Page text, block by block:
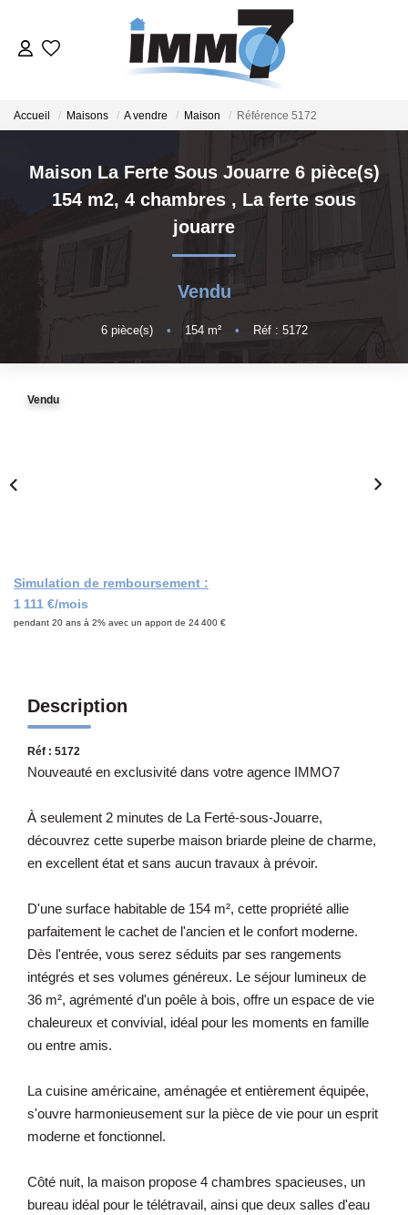
GERER
VENDRE
NOTRE AGENCE
Accueil Maisons A vendre Maison Référence 5172
Maison La Ferte Sous Jouarre 6 pièce(s)
154 m2, 4 chambres , La ferte sous
jouarre
Vendu
6pièce(s) • 154m² • Réf : 5172
Vendu
Simulation de remboursement :
1 111 €/mois
pendant 20 ans à 2% avec un apport de 24 400 €
Description
Réf : 5172
Nouveauté en exclusivité dans votre agence IMMO7
À seulement 2 minutes de La Ferté-sous-Jouarre,
découvrez cette superbe maison briarde pleine de charme,
en excellent état et sans aucun travaux à prévoir.
D'une surface habitable de 154 m², cette propriété allie
parfaitement le cachet de l'ancien et le confort moderne.
Dès l'entrée, vous serez séduits par ses rangements
intégrés et ses volumes généreux. Le séjour lumineux de
36 m², agrémenté d'un poêle à bois, offre un espace de vie
chaleureux et convivial, idéal pour les moments en famille
ou entre amis.
La cuisine américaine, aménagée et entièrement équipée,
s'ouvre harmonieusement sur la pièce de vie pour un esprit
moderne et fonctionnel.
Côté nuit, la maison propose 4 chambres spacieuses, un
bureau idéal pour le télétravail, ainsi que deux salles d'eau